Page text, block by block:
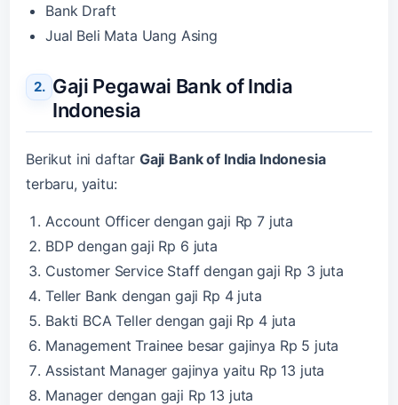
Bank Draft
Jual Beli Mata Uang Asing
Gaji Pegawai Bank of India
Indonesia
Berikut ini daftar Gaji Bank of India Indonesia
terbaru, yaitu:
Account Officer dengan gaji Rp 7 juta
BDP dengan gaji Rp 6 juta
Customer Service Staff dengan gaji Rp 3 juta
Teller Bank dengan gaji Rp 4 juta
Bakti BCA Teller dengan gaji Rp 4 juta
Management Trainee besar gajinya Rp 5 juta
Assistant Manager gajinya yaitu Rp 13 juta
Manager dengan gaji Rp 13 juta